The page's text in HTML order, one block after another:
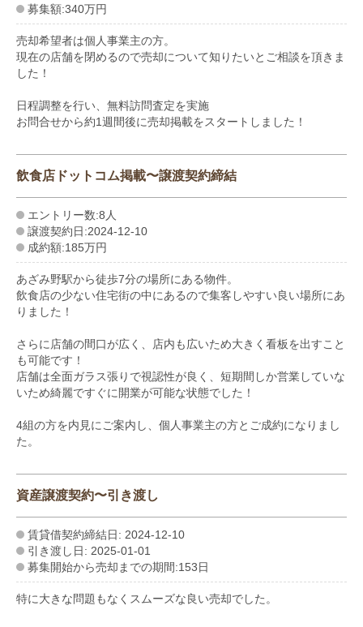
募集額:340万円
売却希望者は個人事業主の方。
現在の店舗を閉めるので売却について知りたいとご相談を頂きま
した！
日程調整を行い、無料訪問査定を実施
お問合せから約1週間後に売却掲載をスタートしました！
飲食店ドットコム掲載〜譲渡契約締結
エントリー数:8人
譲渡契約日:2024-12-10
成約額:185万円
あざみ野駅から徒歩7分の場所にある物件。
飲食店の少ない住宅街の中にあるので集客しやすい良い場所にあ
りました！
さらに店舗の間口が広く、店内も広いため大きく看板を出すこと
も可能です！
店舗は全面ガラス張りで視認性が良く、短期間しか営業していな
いため綺麗ですぐに開業が可能な状態でした！
4組の方を内見にご案内し、個人事業主の方とご成約になりまし
た。
資産譲渡契約〜引き渡し
賃貸借契約締結日: 2024-12-10
引き渡し日: 2025-01-01
募集開始から売却までの期間:153日
特に大きな問題もなくスムーズな良い売却でした。